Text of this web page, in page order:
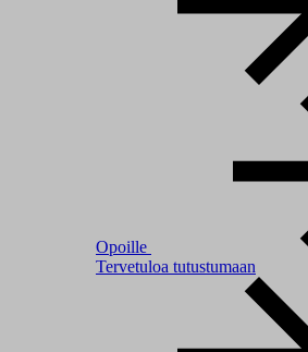
Opoille
Tervetuloa tutustumaan